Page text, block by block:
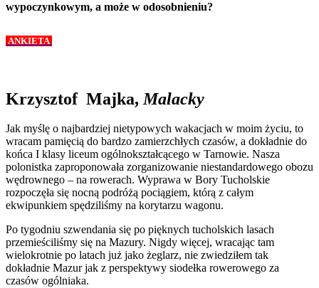
wypoczynkowym, a może w odosobnieniu?
ANKIETA
Krzysztof Majka, Malacky
Jak myślę o najbardziej nietypowych wakacjach w moim życiu, to
wracam pamięcią do bardzo zamierzchłych czasów, a dokładnie do
końca I klasy liceum ogólnokształcącego w Tarnowie. Nasza
polonistka zaproponowała zorganizowanie niestandardowego obozu
wędrownego – na rowerach. Wyprawa w Bory Tucholskie
rozpoczęła się nocną podróżą pociągiem, którą z całym
ekwipunkiem spędziliśmy na korytarzu wagonu.
Po tygodniu szwendania się po pięknych tucholskich lasach
przemieściliśmy się na Mazury. Nigdy więcej, wracając tam
wielokrotnie po latach już jako żeglarz, nie zwiedziłem tak
dokładnie Mazur jak z perspektywy siodełka rowerowego za
czasów ogólniaka.